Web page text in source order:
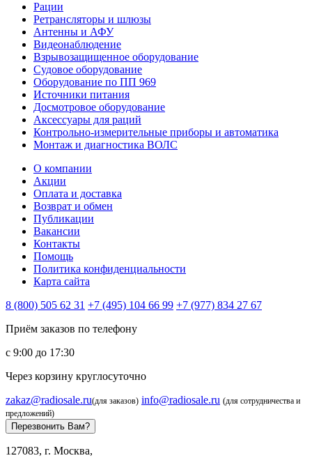
Рации
Ретрансляторы и шлюзы
Антенны и АФУ
Видеонаблюдение
Взрывозащищенное оборудование
Судовое оборудование
Оборудование по ПП 969
Источники питания
Досмотровое оборудование
Аксессуары для раций
Контрольно-измерительные приборы и автоматика
Монтаж и диагностика ВОЛС
О компании
Акции
Оплата и доставка
Возврат и обмен
Публикации
Вакансии
Контакты
Помощь
Политика конфиденциальности
Карта сайта
8 (800) 505 62 31 +7 (495) 104 66 99 +7 (977) 834 27 67
Приём заказов по телефону
с 9:00 до 17:30
Через корзину круглосуточно
zakaz@radiosale.ru(для заказов) info@radiosale.ru (для сотрудничества и
предложений)
Перезвонить Вам?
127083, г. Москва,